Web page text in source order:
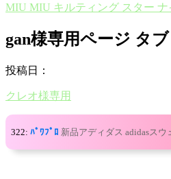
MIU MIU キルティング スター ナ
gan様専用ページ タ
投稿日：
クレオ様専用
322: ﾊﾟﾜﾌﾟﾛ 新品アディダス adidasス